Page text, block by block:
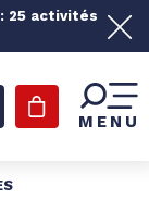
25 activités
MENU